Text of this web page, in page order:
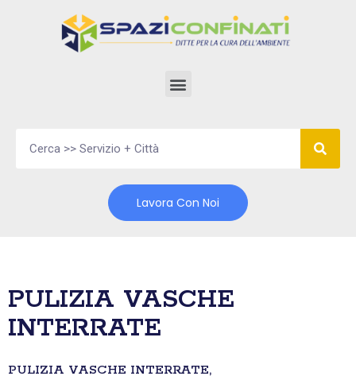
Lavora Con Noi
PULIZIA VASCHE
INTERRATE
PULIZIA VASCHE INTERRATE,